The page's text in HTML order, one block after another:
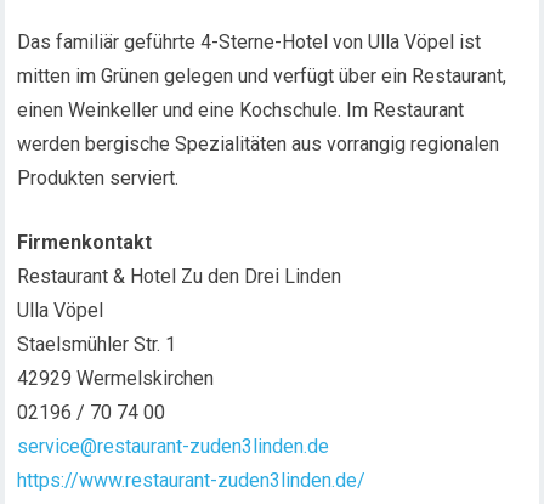
Das familiär geführte 4-Sterne-Hotel von Ulla Vöpel ist
mitten im Grünen gelegen und verfügt über ein Restaurant,
einen Weinkeller und eine Kochschule. Im Restaurant
werden bergische Spezialitäten aus vorrangig regionalen
Produkten serviert.
Firmenkontakt
Restaurant & Hotel Zu den Drei Linden
Ulla Vöpel
Staelsmühler Str. 1
42929 Wermelskirchen
02196 / 70 74 00
service@restaurant-zuden3linden.de
https://www.restaurant-zuden3linden.de/